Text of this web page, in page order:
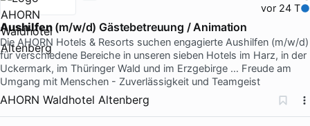
vor 24 T
Aushilfen(m/w/d) Gästebetreuung / Animation
Die AHORN Hotels & Resorts suchen engagierte Aushilfen (m/w/d)
für verschiedene Bereiche in unseren sieben Hotels im Harz, in der
Uckermark, im Thüringer Wald und im Erzgebirge … Freude am
Umgang mit Menschen - Zuverlässigkeit und Teamgeist
AHORN Waldhotel Altenberg